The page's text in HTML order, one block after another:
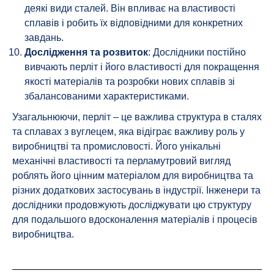
деякі види сталей. Він впливає на властивості
сплавів і робить їх відповідними для конкретних
завдань.
Дослідження та розвиток: Дослідники постійно
вивчають перліт і його властивості для покращення
якості матеріалів та розробки нових сплавів зі
збалансованими характеристиками.
Узагальнюючи, перліт – це важлива структура в сталях
та сплавах з вуглецем, яка відіграє важливу роль у
виробництві та промисловості. Його унікальні
механічні властивості та перламутровий вигляд
роблять його цінним матеріалом для виробництва та
різних додаткових застосувань в індустрії. Інженери та
дослідники продовжують досліджувати цю структуру
для подальшого вдосконалення матеріалів і процесів
виробництва.